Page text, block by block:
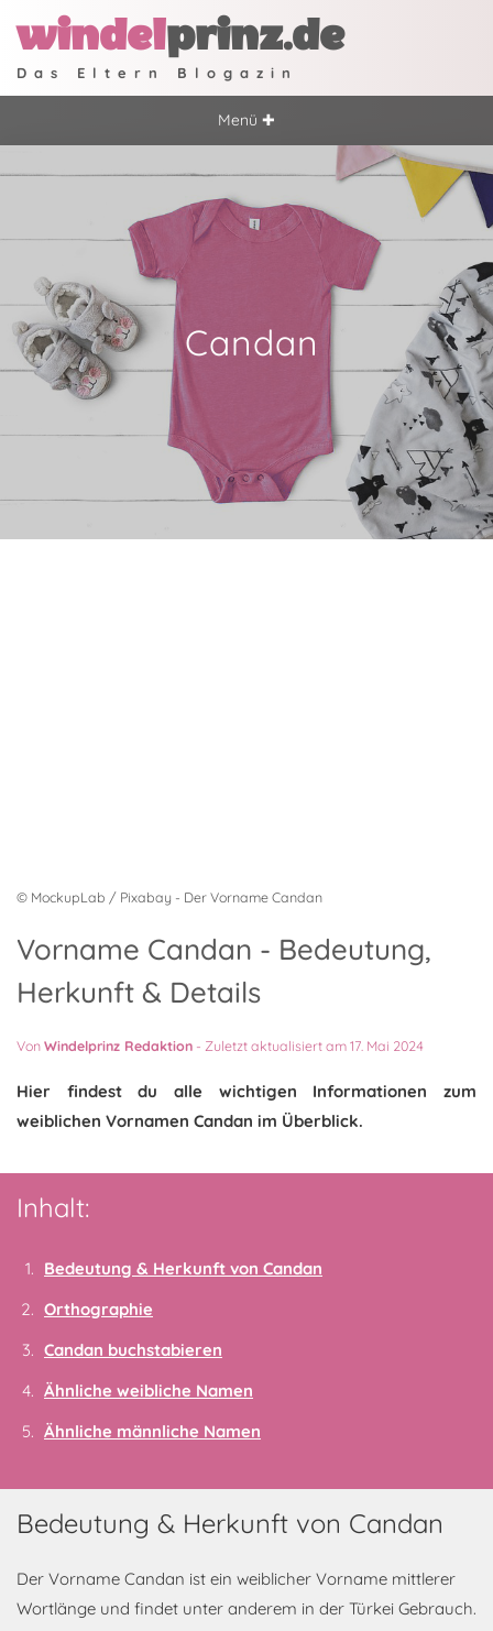
windelprinz.de
Das Eltern Blogazin
Menü ✚
Candan
© MockupLab / Pixabay - Der Vorname Candan
Vorname Candan - Bedeutung,
Herkunft & Details
VonWindelprinz Redaktion - Zuletzt aktualisiert am 17. Mai 2024
Hier findest du alle wichtigen Informationen zum
weiblichen Vornamen Candan im Überblick.
Inhalt:
Bedeutung & Herkunft von Candan
Orthographie
Candan buchstabieren
Ähnliche weibliche Namen
Ähnliche männliche Namen
Bedeutung & Herkunft von Candan
Der Vorname Candan ist ein weiblicher Vorname mittlerer
Wortlänge und findet unter anderem in der Türkei Gebrauch.